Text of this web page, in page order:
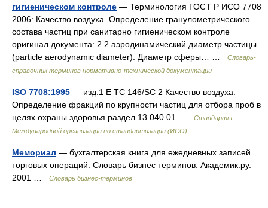
гигиеническом контроле — Терминология ГОСТ Р ИСО 7708
2006: Качество воздуха. Определение гранулометрического
состава частиц при санитарно гигиеническом контроле
оригинал документа: 2.2 аэродинамический диаметр частицы
(particle aerodynamic diameter): Диаметр сферы… …
Словарь-
справочник терминов нормативно-технической документации
ISO 7708:1995 — изд.1 E TC 146/SC 2 Качество воздуха.
Определение фракций по крупности частиц для отбора проб в
целях охраны здоровья раздел 13.040.01 …
Стандарты
Международной организации по стандартизации (ИСО)
Мемориал — бухгалтерская книга для ежедневных записей
торговых операций. Словарь бизнес терминов. Академик.ру.
2001 …
Словарь бизнес-терминов